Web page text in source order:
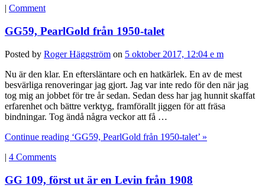
| Comment
GG59, PearlGold från 1950-talet
Posted by Roger Häggström on 5 oktober 2017, 12:04 e m
Nu är den klar. En eftersläntare och en hatkärlek. En av de mest
besvärliga renoveringar jag gjort. Jag var inte redo för den när jag
tog mig an jobbet för tre år sedan. Sedan dess har jag hunnit skaffat
erfarenhet och bättre verktyg, framförallt jiggen för att fräsa
bindningar. Tog ändå några veckor att få …
Continue reading ‘GG59, PearlGold från 1950-talet’ »
| 4 Comments
GG 109, först ut är en Levin från 1908